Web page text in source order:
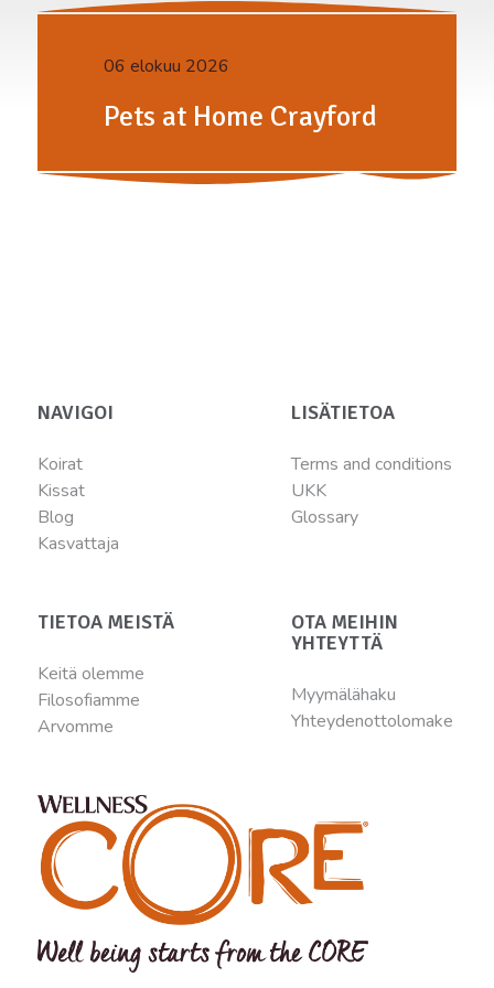
06 elokuu 2026
Pets at Home Crayford
NAVIGOI
Koirat
Kissat
Blog
Kasvattaja
LISÄTIETOA
Terms and conditions
UKK
Glossary
TIETOA MEISTÄ
Keitä olemme
Filosofiamme
Arvomme
OTA MEIHIN
YHTEYTTÄ
Myymälähaku
Yhteydenottolomake